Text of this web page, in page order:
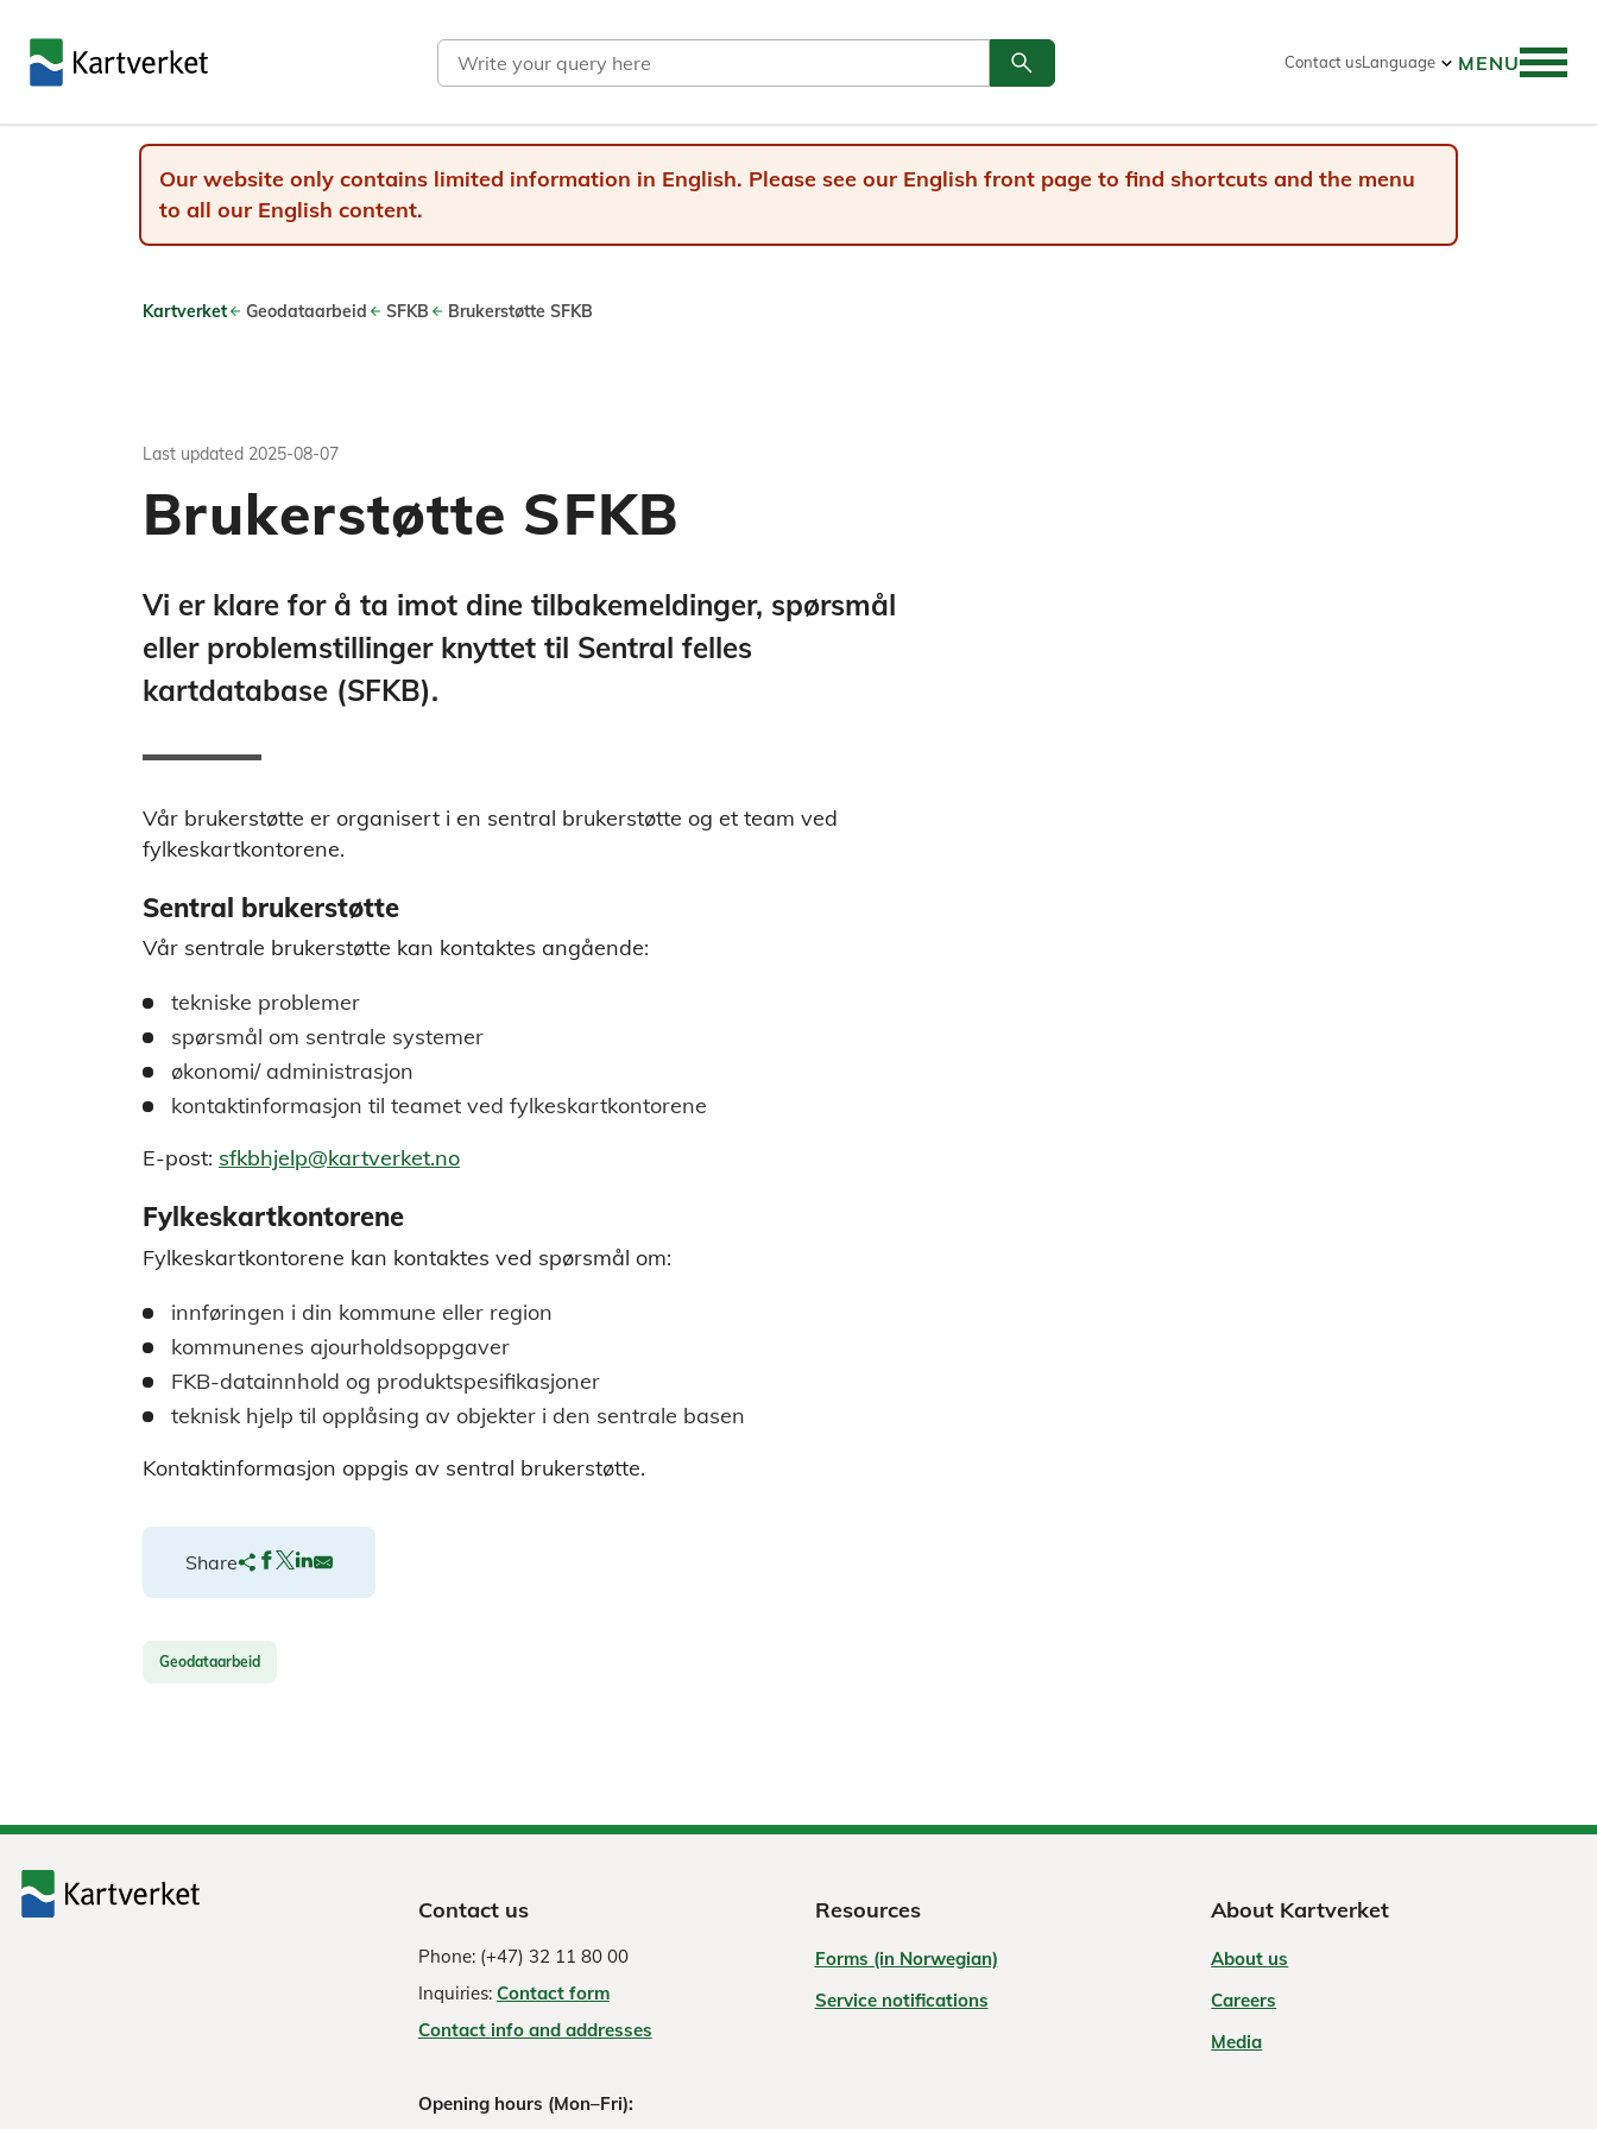
Search
Go to search
search Contact usLanguage MENU
Our website only contains limited information in English. Please see our English front page to find shortcuts and the menu
to all our English content.
Kartverket Geodataarbeid SFKB Brukerstøtte SFKB
Last updated 2025-08-07
Brukerstøtte SFKB
Vi er klare for å ta imot dine tilbakemeldinger, spørsmål
eller problemstillinger knyttet til Sentral felles
kartdatabase (SFKB).
Vår brukerstøtte er organisert i en sentral brukerstøtte og et team ved
fylkeskartkontorene.
Sentral brukerstøtte
Vår sentrale brukerstøtte kan kontaktes angående:
tekniske problemer
spørsmål om sentrale systemer
økonomi/ administrasjon
kontaktinformasjon til teamet ved fylkeskartkontorene
E-post: sfkbhjelp@kartverket.no
Fylkeskartkontorene
Fylkeskartkontorene kan kontaktes ved spørsmål om:
innføringen i din kommune eller region
kommunenes ajourholdsoppgaver
FKB-datainnhold og produktspesifikasjoner
teknisk hjelp til opplåsing av objekter i den sentrale basen
Kontaktinformasjon oppgis av sentral brukerstøtte.
Share
Geodataarbeid
Contact us
Phone: (+47) 32 11 80 00
Inquiries: Contact form
Contact info and addresses
Opening hours (Mon–Fri):
Resources
Forms (in Norwegian)
Service notifications
About Kartverket
About us
Careers
Media